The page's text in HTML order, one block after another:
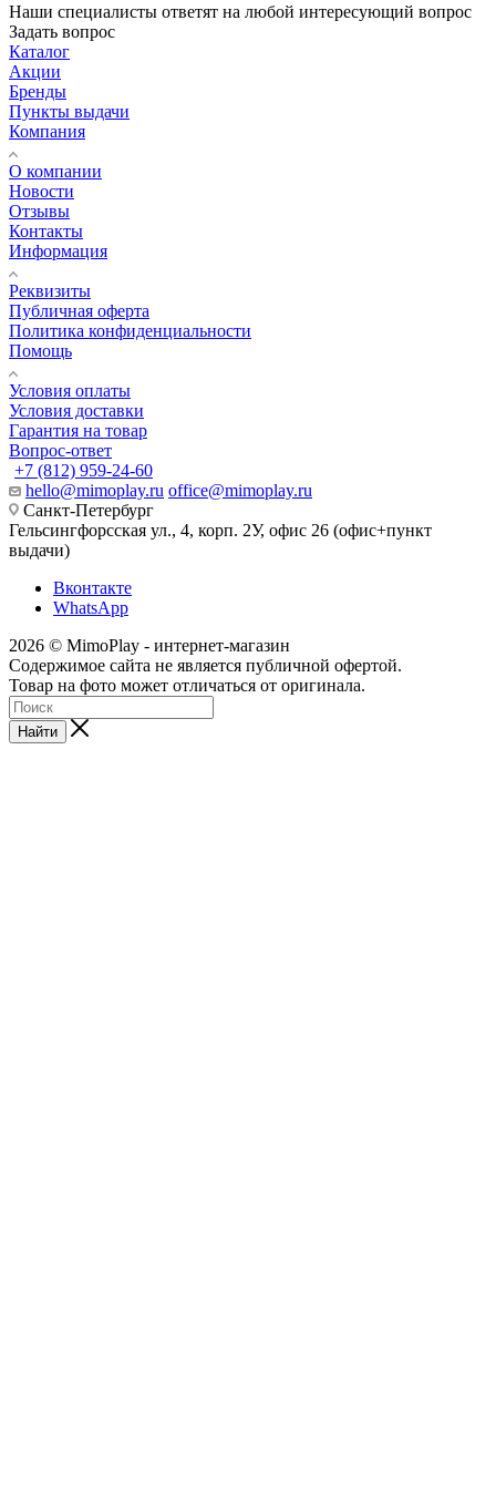
Наши специалисты ответят на любой интересующий вопрос
Задать вопрос
Каталог
Акции
Бренды
Пункты выдачи
Компания
О компании
Новости
Отзывы
Контакты
Информация
Реквизиты
Публичная оферта
Политика конфиденциальности
Помощь
Условия оплаты
Условия доставки
Гарантия на товар
Вопрос-ответ
+7 (812) 959-24-60
hello@mimoplay.ru office@mimoplay.ru
Санкт-Петербург
Гельсингфорсская ул., 4, корп. 2У, офис 26 (офис+пункт
выдачи)
Вконтакте
WhatsApp
2026 © MimoPlay - интернет-магазин
Содержимое сайта не является публичной офертой.
Товар на фото может отличаться от оригинала.
Найти